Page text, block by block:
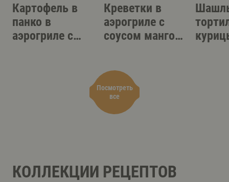
Посмотреть
все
Картофель в
панко в
аэрогриле с
Креветки в
аэрогриле с
соусом манго-
КОЛЛЕКЦИИ РЕЦЕПТОВ